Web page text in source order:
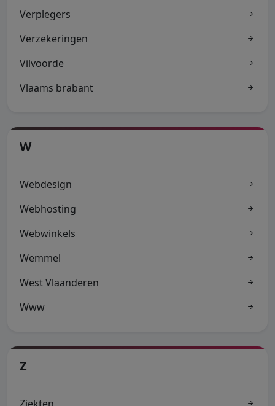
Verplegers
Verzekeringen
Vilvoorde
Vlaams brabant
W
Webdesign
Webhosting
Webwinkels
Wemmel
West Vlaanderen
Www
Z